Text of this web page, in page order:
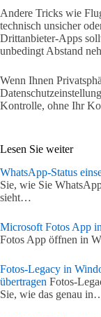
Andere Tricks wie
technisch unsicher
Drittanbieter-Apps
unbedingt Abstand
Wenn Ihnen
Kontrolle, ohne Ihr
Lesen Sie weiter
WhatsApp-Status
Sie, wie Sie
sieht…
Microsoft Fotos App
Fotos App öffnen in
Fotos-Legacy in
übertragen Fotos-
Sie, wie das genau